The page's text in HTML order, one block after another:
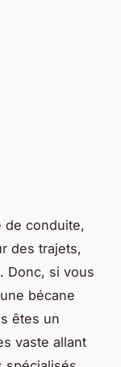
de conduite,
des trajets,
Donc, si vous
bécane
êtes un
vaste allant